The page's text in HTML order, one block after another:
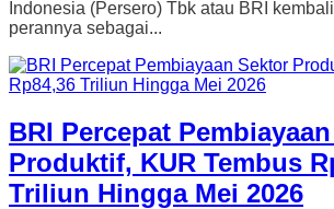
Indonesia (Persero) Tbk atau BRI
perannya sebagai...
BRI Percepat
Produktif, KUR Tembus
Triliun Hingga Mei 2026